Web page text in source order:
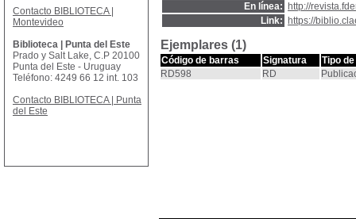
En línea:
http://
Link:
https://
Ejemplares (1)
Código de barras Signatura
Tipo
RD598
RD
Contacto BIBLIOTECA |
Montevideo
Biblioteca | Punta del Este
Prado y Salt Lake, C.P 20100
Punta del Este - Uruguay
Teléfono: 4249 66 12 int. 103
Contacto BIBLIOTECA | Punta
del Este